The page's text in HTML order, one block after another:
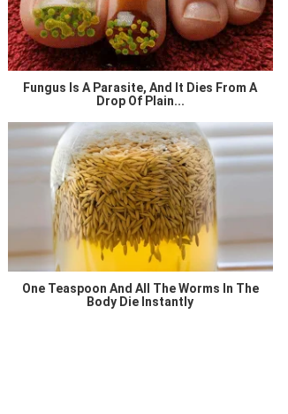
Fungus Is A Parasite, And It Dies From A
Drop Of Plain...
One Teaspoon And All The Worms In The
Body Die Instantly